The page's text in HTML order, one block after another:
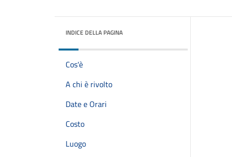
INDICE DELLA PAGINA
Cos'è
A chi è rivolto
Date e Orari
Costo
Luogo